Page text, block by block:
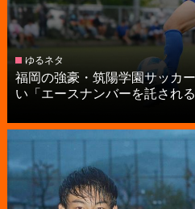
ゆるネタ
福岡の強豪・筑陽学園サッカ
い「エースナンバーを託され